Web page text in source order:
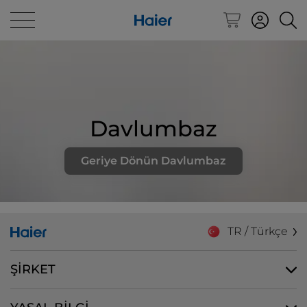
Davlumbaz
Geriye Dönün Davlumbaz
TR / Türkçe
ŞİRKET